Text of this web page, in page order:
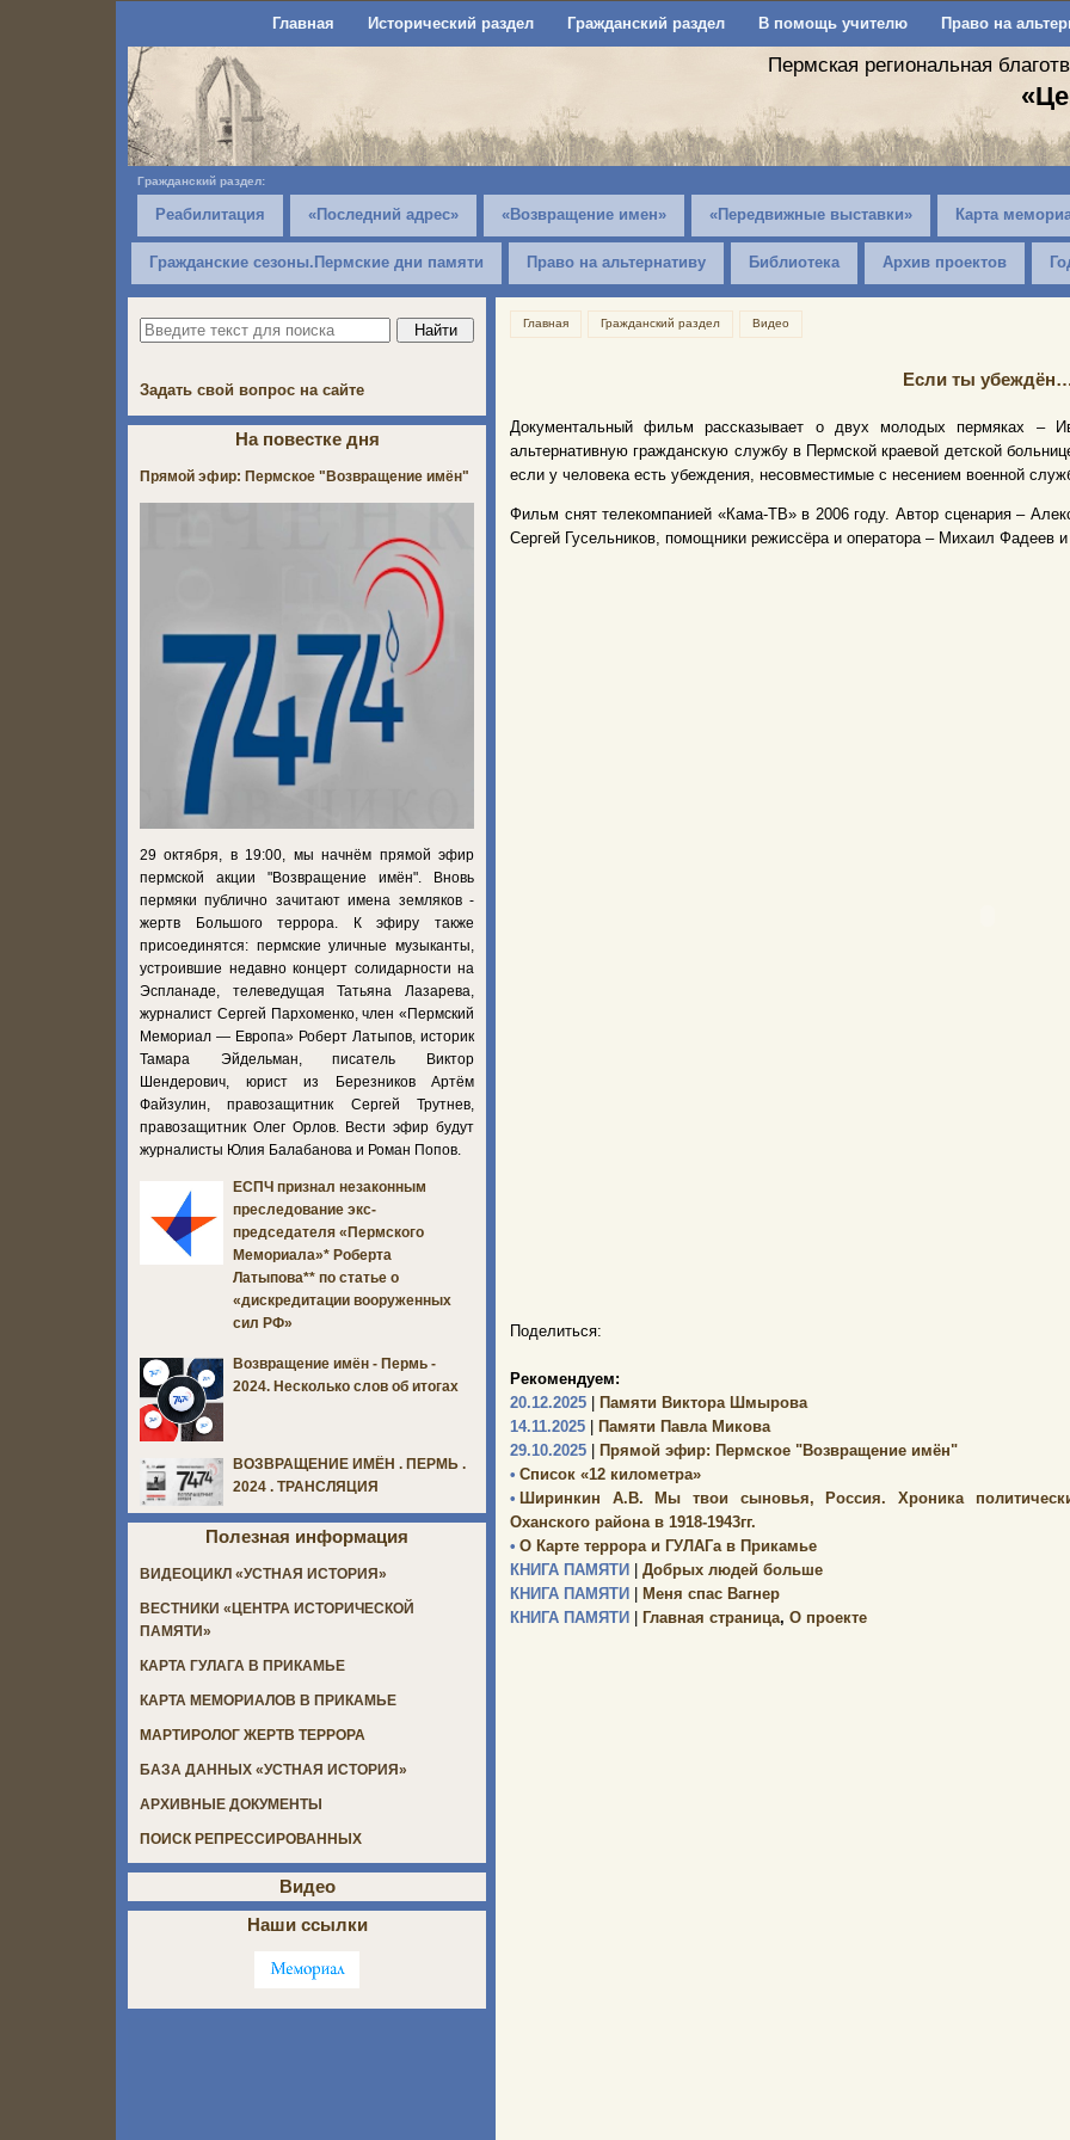
Главная Исторический раздел Гражданский раздел В помощь учителю Право на
Пермская региональная
Гражданский раздел:
Реабилитация «Последний адрес» «Возвращение имен» «Передвижные выставки» Карта
Гражданские сезоны.Пермские дни памяти Право на альтернативу Библиотека Архив проектов
Главная Гражданский раздел Видео
Если ты
Документальный фильм рассказывает о двух молодых пермяках –
альтернативную гражданскую службу в Пермской краевой детской
если у человека есть убеждения, несовместимые с несением военной
Фильм снят телекомпанией «Кама-ТВ» в 2006 году. Автор сценария –
Сергей Гусельников, помощники режиссёра и оператора – Михаил Фадеев
Поделиться:
Рекомендуем:
20.12.2025
Памяти Виктора Шмырова
14.11.2025
Памяти Павла Микова
29.10.2025
Прямой эфир: Пермское "Возвращение имён"
• Список «12 километра»
• Ширинкин А.В. Мы твои сыновья, Россия. Хроника
Оханского района в 1918-1943гг.
• О Карте террора и ГУЛАГа в Прикамье
КНИГА ПАМЯТИ
Добрых людей больше
КНИГА ПАМЯТИ
Меня спас Вагнер
КНИГА ПАМЯТИ
Главная страница, О проекте
Задать свой вопрос на сайте
На повестке дня
Прямой эфир: Пермское "Возвращение имён"
29 октября, в 19:00, мы начнём прямой эфир
пермской акции "Возвращение имён". Вновь
пермяки публично зачитают имена земляков -
жертв Большого террора. К эфиру также
присоединятся: пермские уличные музыканты,
устроившие недавно концерт солидарности на
Эспланаде, телеведущая Татьяна Лазарева,
журналист Сергей Пархоменко, член «Пермский
Мемориал — Европа» Роберт Латыпов, историк
Тамара Эйдельман, писатель Виктор
Шендерович, юрист из Березников Артём
Файзулин, правозащитник Сергей Трутнев,
правозащитник Олег Орлов. Вести эфир будут
журналисты Юлия Балабанова и Роман Попов.
ЕСПЧ признал незаконным
преследование экс-
председателя «Пермского
Мемориала»* Роберта
Латыпова** по статье о
«дискредитации вооруженных
сил РФ»
Возвращение имён - Пермь -
2024. Несколько слов об итогах
ВОЗВРАЩЕНИЕ ИМЁН . ПЕРМЬ .
2024 . ТРАНСЛЯЦИЯ
Полезная информация
ВИДЕОЦИКЛ «УСТНАЯ ИСТОРИЯ»
ВЕСТНИКИ «ЦЕНТРА ИСТОРИЧЕСКОЙ
ПАМЯТИ»
КАРТА ГУЛАГА В ПРИКАМЬЕ
КАРТА МЕМОРИАЛОВ В ПРИКАМЬЕ
МАРТИРОЛОГ ЖЕРТВ ТЕРРОРА
БАЗА ДАННЫХ «УСТНАЯ ИСТОРИЯ»
АРХИВНЫЕ ДОКУМЕНТЫ
ПОИСК РЕПРЕССИРОВАННЫХ
Видео
Наши ссылки